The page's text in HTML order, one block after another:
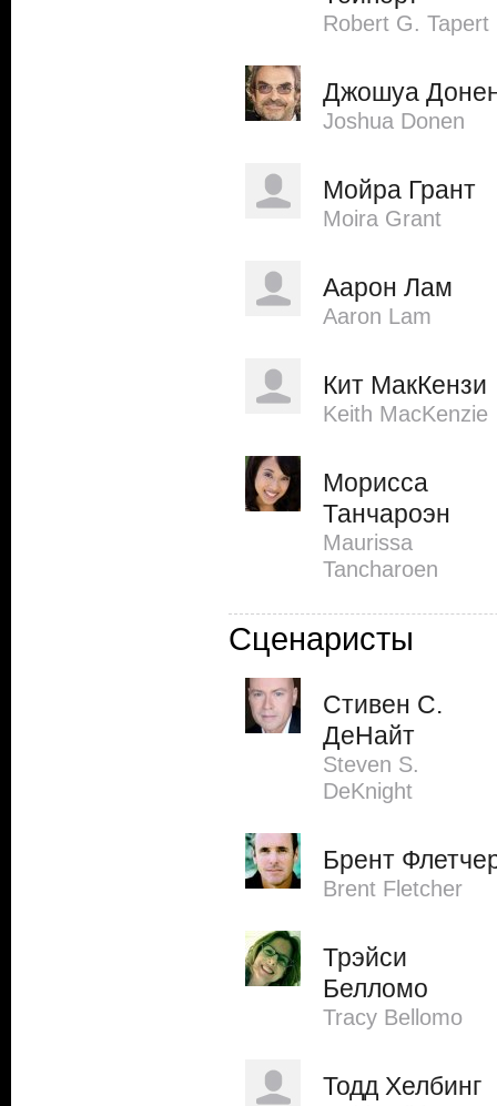
Robert G. Tapert
Джошуа
Joshua Donen
Мойра Грант
Moira Grant
Аарон Лам
Aaron Lam
Кит МакКензи
Keith MacKenzie
Морисса
Танчароэн
Maurissa
Tancharoen
Сценаристы
Стивен С.
ДеНайт
Steven S.
DeKnight
Брент
Brent Fletcher
Трэйси
Белломо
Tracy Bellomo
Тодд Хелбинг